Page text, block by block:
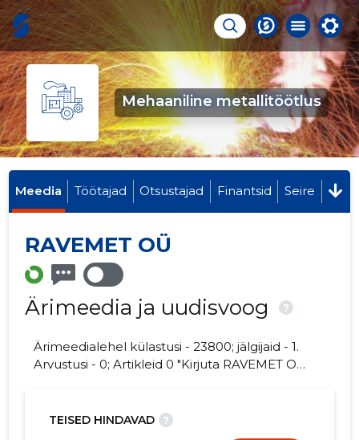
Mehaaniline metallitöötlus
Meedia Töötajad Otsustajad Finantsid Seire
RAVEMET OÜ
Ärimeedia ja uudisvoog ?
Ärimeedialehel külastusi - 23800; jälgijaid - 1.
Arvustusi - 0; Artikleid 0 "Kirjuta RAVEMET OÜ
TEISED HINDAVAD ?